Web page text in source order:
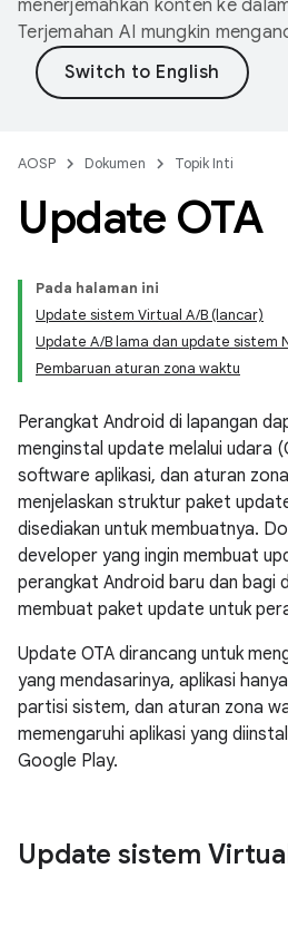
menerjemahkan konten ke
Terjemahan AI mungkin
AOSP Dokumen Topik Inti
Update OTA
Pada halaman ini
Update sistem Virtual A/B (lancar)
Update A/B lama dan update sistem
Pembaruan aturan zona waktu
Perangkat Android di lapangan
menginstal update melalui udara
software aplikasi, dan aturan
menjelaskan struktur paket
disediakan untuk membuatnya.
developer yang ingin membuat
perangkat Android baru dan bagi
membuat paket update untuk
Update OTA dirancang untuk
yang mendasarinya, aplikasi
partisi sistem, dan aturan zona
memengaruhi aplikasi yang
Google Play.
Update sistem